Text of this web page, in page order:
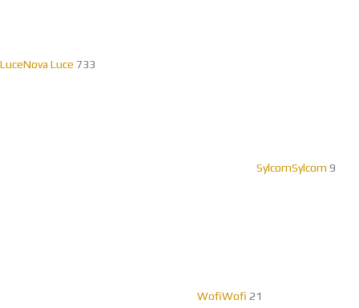
LuceNova Luce 733
SylcomSylcom 9
WofiWofi 21